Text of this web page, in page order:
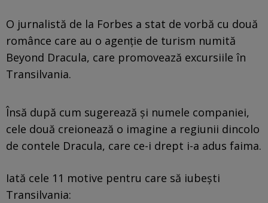
O jurnalistă de la Forbes a stat de vorbă cu două
românce care au o agenție de turism numită
Beyond Dracula, care promovează excursiile în
Transilvania.
Însă după cum sugerează și numele companiei,
cele două creionează o imagine a regiunii dincolo
de contele Dracula, care ce-i drept i-a adus faima.
Iată cele 11 motive pentru care să iubești
Transilvania: